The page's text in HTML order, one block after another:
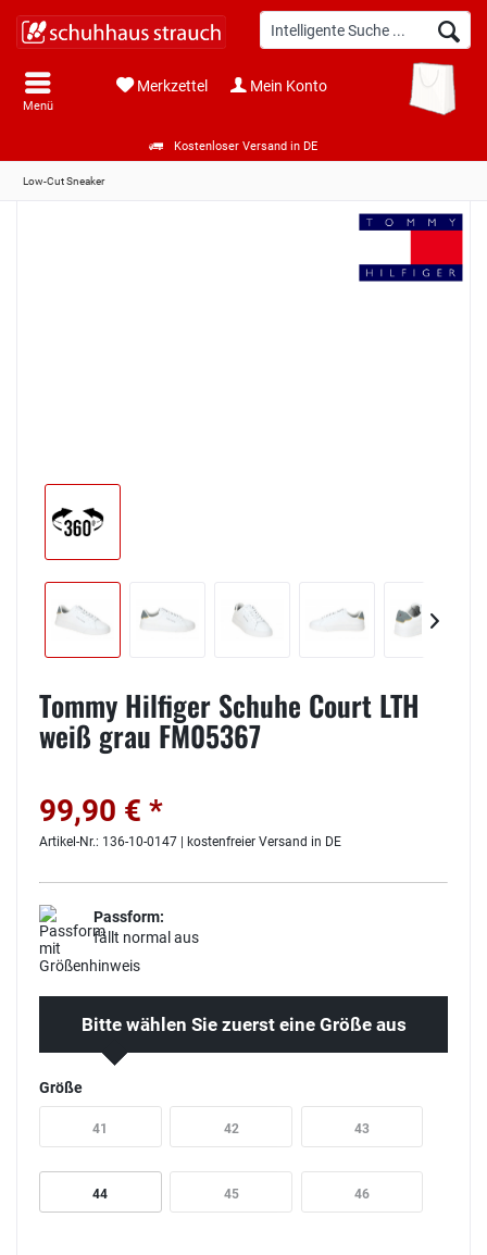
Kostenloser Versand in DE
Menü
Merkzettel Mein Konto
Low-Cut Sneaker
Tommy Hilfiger Schuhe Court LTH
weiß grau FM05367
99,90 € *
Artikel-Nr.: 136-10-0147 | kostenfreier Versand in DE
Passform:
fällt normal aus
Bitte wählen Sie zuerst eine Größe aus
Größe
41 42 43
44 45 46